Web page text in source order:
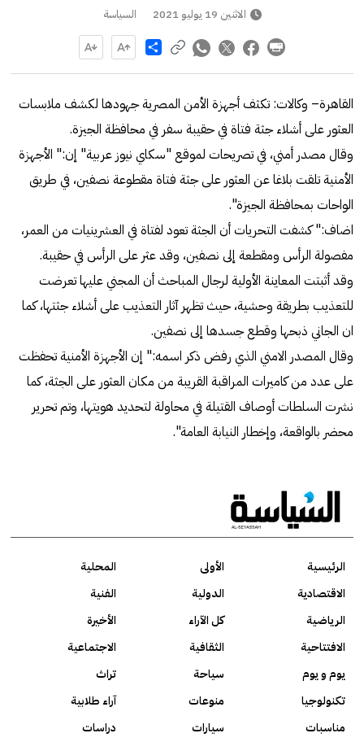
الاثنين 19 يوليو 2021 السياسة
Share
القاهرة– وكالات: تكثف أجهزة الأمن المصرية جهودها لكشف ملابسات
العثور على أشلاء جثة فتاة في حقيبة سفر في محافظة الجيزة.
وقال مصدر أمني، في تصريحات لموقع "سكاي نيوز عربية" إن:" الأجهزة
الأمنية تلقت بلاغا عن العثور على جثة فتاة مقطوعة نصفين، في طريق
الواحات بمحافظة الجيزة".
اضاف:" كشفت التحريات أن الجثة تعود لفتاة في العشرينيات من العمر،
مفصولة الرأس ومقطعة إلى نصفين، وقد عثر على الرأس في حقيبة.
وقد أثبتت المعاينة الأولية لرجال المباحث أن المجني عليها تعرضت
للتعذيب بطريقة وحشية، حيث تظهر آثار التعذيب على أشلاء جثتها، كما
ان الجاني ذبحها وقطع جسدها إلى نصفين.
وقال المصدر الامني الذي رفض ذكر اسمه:" إن الأجهزة الأمنية تحفظت
على عدد من كاميرات المراقبة القريبة من مكان العثور على الجثة، كما
نشرت السلطات أوصاف القتيلة في محاولة لتحديد هويتها، وتم تحرير
محضر بالواقعة، وإخطار النيابة العامة".
الرئيسية الأولى
المحلية
الاقتصادية
الدولية
الفنية
الرياضية
كل الآراء
الأخيرة
الافتتاحية
الثقافية
الاجتماعية
يوم و يوم
سياحة
تراث
تكنولوجيا
منوعات
آراء طلابية
مناسبات
سيارات دراسات